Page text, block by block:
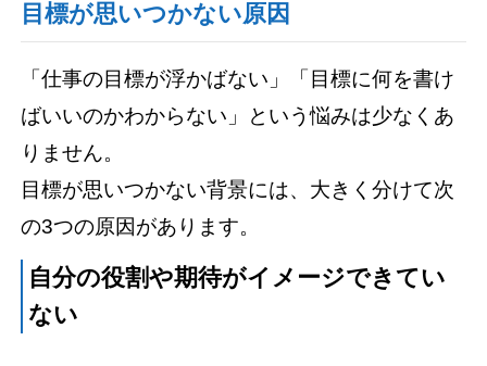
目標が思いつかない原因
「仕事の目標が浮かばない」「目標に何を書け
ばいいのかわからない」という悩みは少なくあ
りません。
目標が思いつかない背景には、大きく分けて次
の3つの原因があります。
自分の役割や期待がイメージできてい
ない